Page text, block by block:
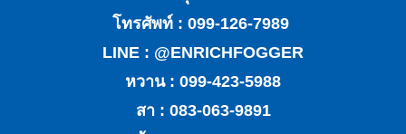
โทรศัพท์ : 099-126-7989
LINE : @ENRICHFOGGER
หวาน : 099-423-5988
สา : 083-063-9891